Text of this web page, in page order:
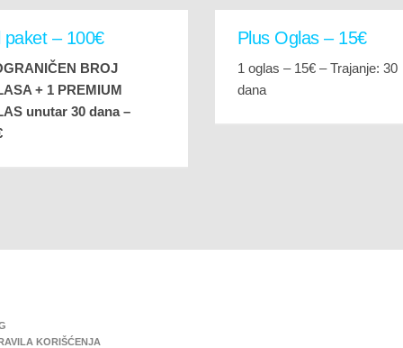
paket – 100€
BROJ
+ 1 PREMIUM
unutar 30 dana –
Plus Oglas – 15€
1 oglas – 15€ – Trajanje: 30
dana
KORIŠĆENJA